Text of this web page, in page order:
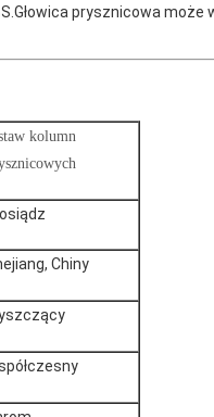
prysznicowa może
kolumn
Chiny